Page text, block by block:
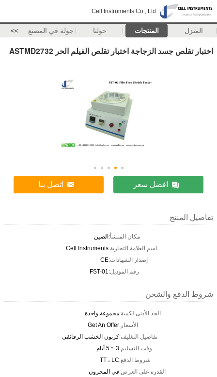
Cell Instruments Co., Ltd.
المنزل المنتجات حولنا جولة في المصنع >>
اختبار تقلص جسد الزجاجة اختبار تقلص الفيلم الحر ASTMD2732
افضل سعر اتصل بنا
تفاصيل المنتج
مكان المنشأ:الصين
اسم العلامة التجارية:Cell Instruments
إصدار الشهادات:CE
رقم الموديل:FST-01
شروط الدفع والشحن
الحد الأدنى لكمية:مجموعة واحدة
الأسعار:Get An Offer
تفاصيل التغليف:كرتون الخشب الرقائقي
وقت التسليم:3 ~ 5 أيام
شروط الدفع:TT ، LC
القدرة على العرض:في المخزون